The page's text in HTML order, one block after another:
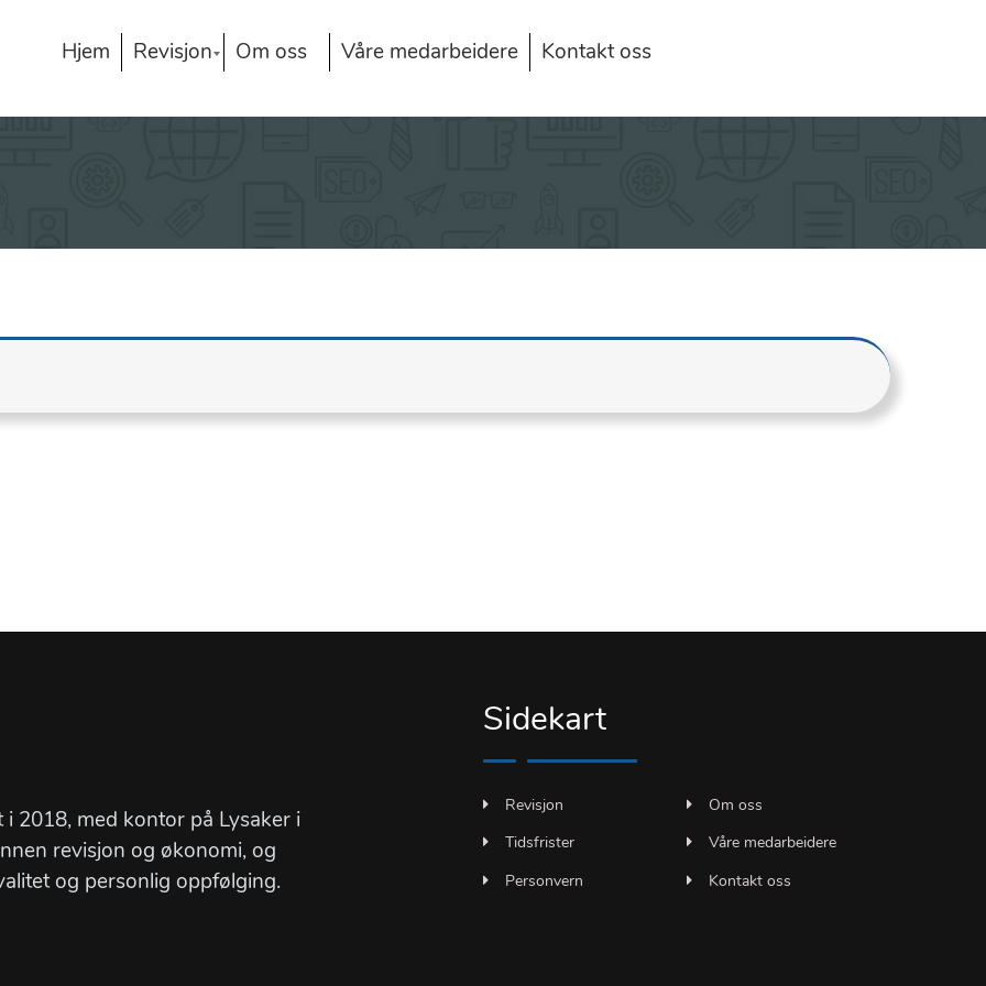
Hjem Revisjon Om oss Våre medarbeidere Kontakt oss
2018, med kontor på Lysaker i
revisjon og økonomi, og
og personlig oppfølging.
Sidekart
Revisjon
Tidsfrister
Personvern
Om oss
Våre medarbeidere
Kontakt oss